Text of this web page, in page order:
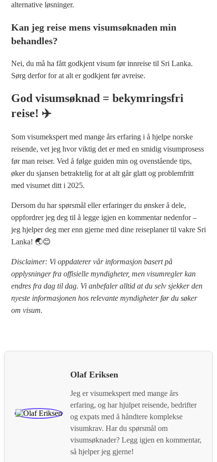
alternative løsninger.
Kan jeg reise mens visumsøknaden min
behandles?
Nei, du må ha fått godkjent visum før innreise til Sri Lanka.
Sørg derfor for at alt er godkjent før avreise.
God visumsøknad = bekymringsfri
reise! ✈️
Som visumekspert med mange års erfaring i å hjelpe norske
reisende, vet jeg hvor viktig det er med en smidig visumprosess
før man reiser. Ved å følge guiden min og ovenstående tips,
øker du sjansen betraktelig for at alt går glatt og problemfritt
med visumet ditt i 2025.
Dersom du har spørsmål eller erfaringer du ønsker å dele,
oppfordrer jeg deg til å legge igjen en kommentar nedenfor –
jeg hjelper deg mer enn gjerne med dine reiseplaner til vakre Sri
Lanka! 🌏😊
Disclaimer: Vi oppdaterer vår informasjon basert på
opplysninger fra offisielle myndigheter, men visumregler kan
endres fra dag til dag. Vi anbefaler alltid at du selv sjekker den
nyeste informasjonen hos relevante myndigheter før du søker
om visum.
Olaf Eriksen
Jeg er visumekspert med mange års
erfaring, og har hjulpet reisende, bedrifter
og expats med å håndtere komplekse
visumkrav. Har du spørsmål om
visumsøknader? Legg igjen en kommentar,
så hjelper jeg gjerne!